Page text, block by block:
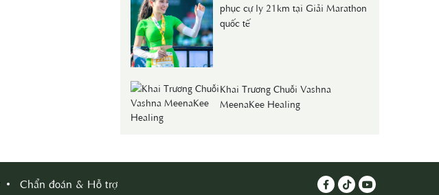
phục cự ly 21km tại Giải Marathon
quốc tế
Khai Trương Chuỗi Vashna
MeenaKee Healing
Chẩn đoán & Hỗ trợ